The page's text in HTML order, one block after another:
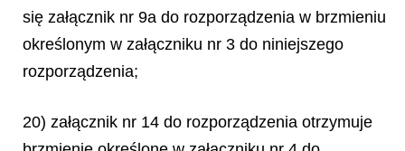
się załącznik nr 9a do rozporządzenia w brzmieniu
określonym w załączniku nr 3 do niniejszego
rozporządzenia;
20) załącznik nr 14 do rozporządzenia otrzymuje